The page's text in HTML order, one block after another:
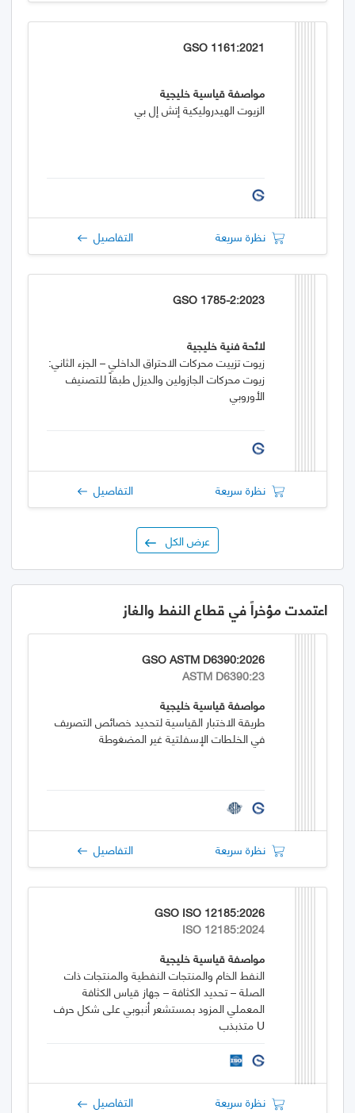
GSO 1161:2021
مواصفة قياسية خليجية
الزيوت الهيدروليكية إتش إل بي
نظرة سريعة التفاصيل
GSO 1785-2:2023
لائحة فنية خليجية
زيوت تزييت محركات الاحتراق الداخلي – الجزء الثاني:
زيوت محركات الجازولين والديزل طبقاً للتصنيف
الأوروبي
نظرة سريعة التفاصيل
عرض الكل
اعتمدت مؤخراً في قطاع النفط والغاز
GSO ASTM D6390:2026
ASTM D6390:23
مواصفة قياسية خليجية
طريقة الاختبار القياسية لتحديد خصائص التصريف
في الخلطات الإسفلتية غير المضغوطة
نظرة سريعة التفاصيل
GSO ISO 12185:2026
ISO 12185:2024
مواصفة قياسية خليجية
النفط الخام والمنتجات النفطية والمنتجات ذات
الصلة – تحديد الكثافة – جهاز قياس الكثافة
المعملي المزود بمستشعر أنبوبي على شكل حرف
U متذبذب
نظرة سريعة التفاصيل